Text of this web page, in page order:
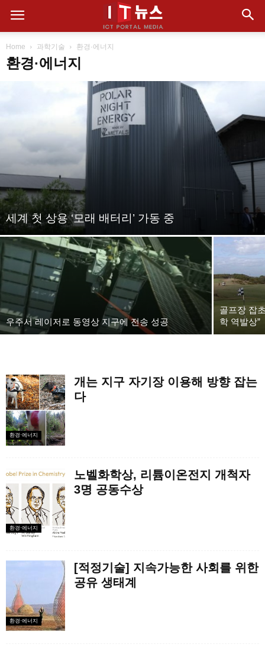
Home 과학기술 환경·에너지
환경·에너지
세계 첫 상용 ‘모래 배터리’ 가동 중
우주서 레이저로 동영상 지구에 전송 성공
골프장 잡
학 역발상”
환경·에너지
개는 지구 자기장 이용해 방향 잡는
다
환경·에너지
노벨화학상, 리튬이온전지 개척자
3명 공동수상
환경·에너지
[적정기술] 지속가능한 사회를 위한
공유 생태계